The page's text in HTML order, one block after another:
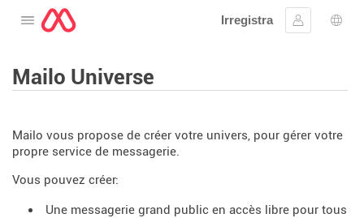
Tiftaħ il-menu
Irregistra
Sinjal
Mailo Universe
Mailo vous propose de créer votre univers, pour gérer votre
propre service de messagerie.
Vous pouvez créer:
Une messagerie grand public en accès libre pour tous